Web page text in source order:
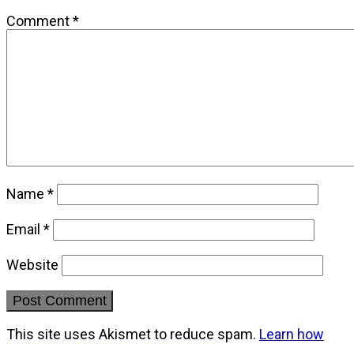
Comment*
Name *
Email *
Website
This site uses Akismet to reduce spam. Learn how